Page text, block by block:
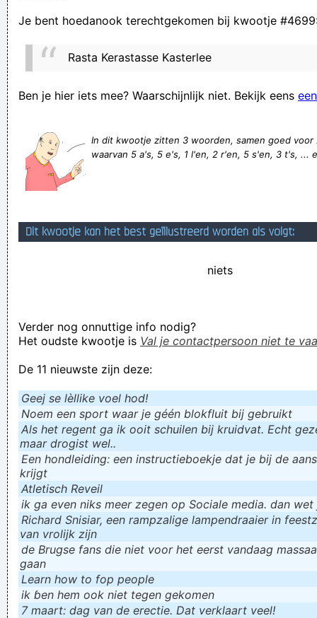
Een gewoonde dier kan gevaarlijk komen uit de hoek ,ben
benieuwd naar volgende week ,als wij morgen winnen het
hun is van moeten !!
op bezoek gaan!
Niets is zo leeg, als iemand die vol is van zichzelf!
de meeuwen vliegen hoog; we houden het niet droog
ZildeBilde: @KabouterBob dat is Joos z'n eigenschap, om zijn
Ik word tellekeskiër gelinkt aan plakband, en terecht, maar ik
was ook grote fan van splitnageltjes!
Verknoei je tijd op een nuttige manier!
Geej se lèllike voel hod!
Je bent hoedanook terechtgekomen bij kwootje
Rasta Kerastasse Kasterlee
Ben je hier iets mee? Waarschijnlijk niet. Bekijk eens
In dit kwootje zitten 3 woorden, samen goed
waarvan 5 a's, 5 e's, 1 l'en, 2 r'en, 5 s'en, 3 t's, ...
Dit kwootje kan het best geïllustreerd worden als volgt:
niets
Verder nog onnuttige info nodig?
Het oudste kwootje is Val je contactpersoon niet te
De 11 nieuwste zijn deze:
Geej se lèllike voel hod!
Noem een sport waar je géén blokfluit bij gebruikt
Als het regent ga ik ooit schuilen bij kruidvat. Echt
maar drogist wel..
Een hondleiding: een instructieboekje dat je bij de
krijgt
Atletisch Reveil
ik ga even niks meer zegen op Sociale media. dan
Richard Snisiar, een rampzalige lampendraaier in
van vrolijk zijn
de Brugse fans die niet voor het eerst vandaag
gaan
Learn how to fop people
ik ɓen hem ook niet tegen gekomen
7 maart: dag van de erectie. Dat verklaart veel!